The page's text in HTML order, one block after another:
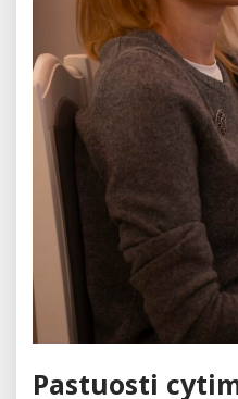
Pastuosti